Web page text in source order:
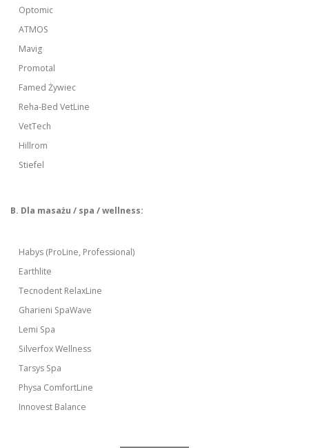
Optomic
ATMOS
Mavig
Promotal
Famed Żywiec
Reha-Bed VetLine
VetTech
Hillrom
Stiefel
B. Dla masażu / spa / wellness:
Habys (ProLine, Professional)
Earthlite
Tecnodent RelaxLine
Gharieni SpaWave
Lemi Spa
Silverfox Wellness
Tarsys Spa
Physa ComfortLine
Innovest Balance